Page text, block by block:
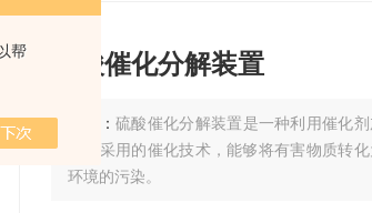
帮
硫酸催化分解装置
描述：硫酸催化分解装置是一种利用催化
装置采用的催化技术，能够将有害物质转
环境的污染。